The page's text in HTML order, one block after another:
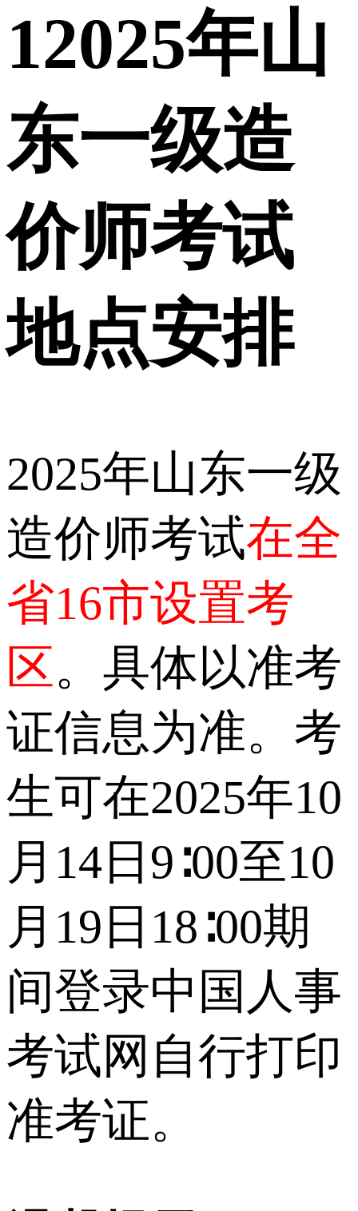
12025年山
东一级造
价师考试
地点安排
2025年山东一级
造价师考试在全
省16市设置考
区 。具体以准考
证信息为准。考
生可在2025年10
月14日9∶00至10
月19日18∶00期
间登录中国人事
考试网自行打印
准考证。